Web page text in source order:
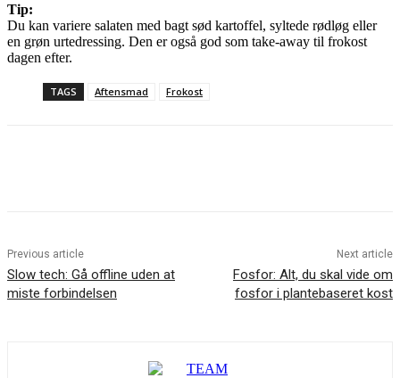
Tip:
Du kan variere salaten med bagt sød kartoffel, syltede rødløg eller
en grøn urtedressing. Den er også god som take-away til frokost
dagen efter.
TAGS Aftensmad Frokost
Previous article
Slow tech: Gå offline uden at
miste forbindelsen
Next article
Fosfor: Alt, du skal vide om
fosfor i plantebaseret kost